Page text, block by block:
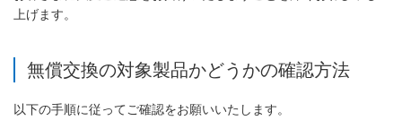
上げます。
無償交換の対象製品かどうかの確認方法
以下の手順に従ってご確認をお願いいたします。